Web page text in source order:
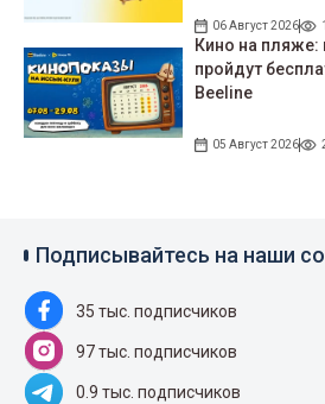
06 Август 2026
Кино на
пройдут
Beeline
05 Август 2026
Подписывайтесь на наши
35 тыс. подписчиков
97 тыс. подписчиков
0.9 тыс. подписчиков